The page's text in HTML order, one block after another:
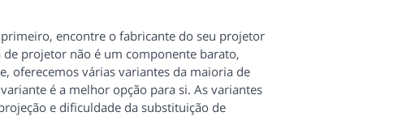
encontre o fabricante do seu projetor
projetor não é um componente barato,
oferecemos várias variantes da maioria de
é a melhor opção para si. As variantes
e dificuldade da substituição de